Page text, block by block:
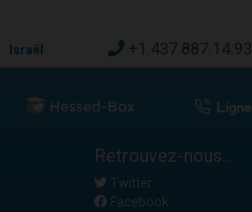
Israël +1.437.887.14.93
Retrouvez-nous...
Twitter
Facebook